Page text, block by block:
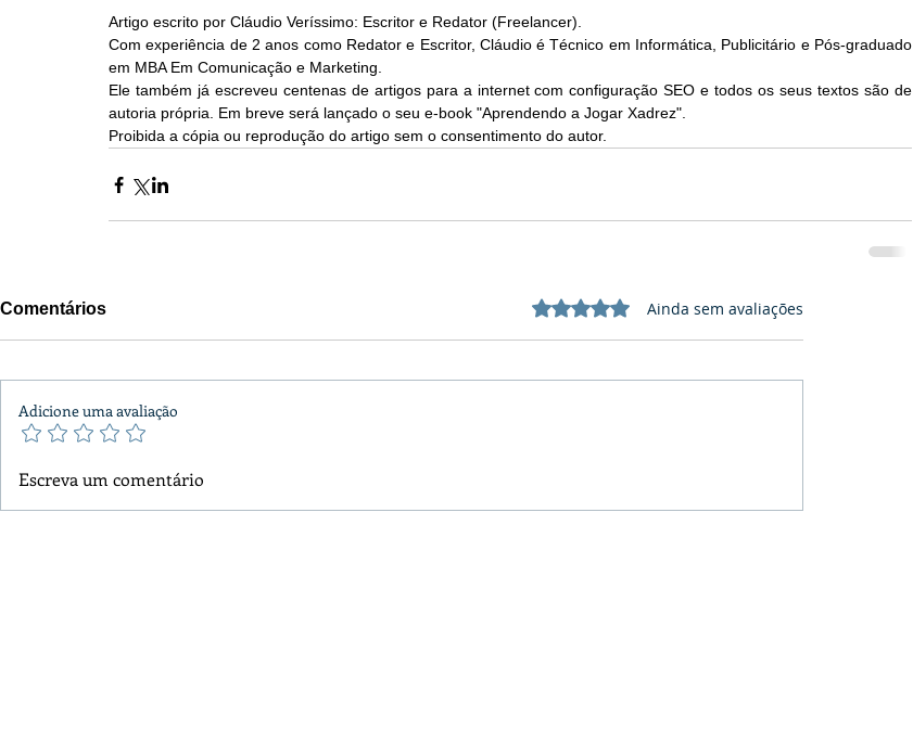
Artigo escrito por Cláudio Veríssimo: Escritor e Redator (Freelancer).
Com experiência de 2 anos como Redator e Escritor, Cláudio é Técnico em Informática, Publicitário e Pós-graduado
em MBA Em Comunicação e Marketing.
Ele também já escreveu centenas de artigos para a internet com configuração SEO e todos os seus textos são de
autoria própria. Em breve será lançado o seu e-book "Aprendendo a Jogar Xadrez".
Proibida a cópia ou reprodução do artigo sem o consentimento do autor.
Comentários Avaliado com 0 de 5 estrelas.
Ainda sem avaliações
Adicione uma avaliação
Escreva um comentário